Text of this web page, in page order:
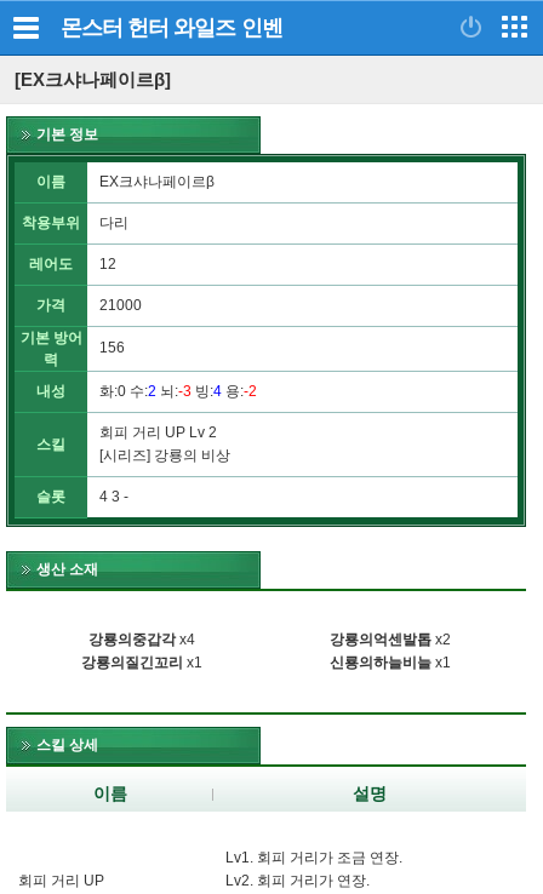
몬스터 헌터 와일즈 인벤
[EX크샤나페이르β]
기본 정보
이름 EX크샤나페이르β
착용부위 다리
레어도 12
가격
21000
기본 방어
력
156
내성 화:0 수:2 뇌 :-3 빙:4 용:-2
스킬
회피 거리 UP Lv 2
[시리즈] 강룡의 비상
슬롯 4 3 -
생산 소재
강룡의중갑각x4 강룡의억센발톱x2
강룡의질긴꼬리 x1 신룡의하늘비늘x1
스킬 상세
이름 설명
회피 거리 UP
Lv1. 회피 거리가 조금 연장.
Lv2. 회피 거리가 연장.